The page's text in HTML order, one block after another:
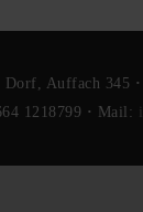
Dorf, Auffach 345 ·
1218799 · Mail: